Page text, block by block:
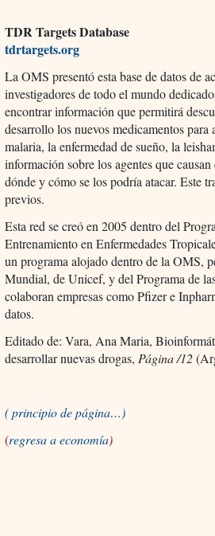
TDR Targets Database
tdrtargets.org
La OMS presentó esta base de datos de
investigadores de todo el mundo
encontrar información que permitirá
desarrollo los nuevos medicamentos
malaria, la enfermedad de sueño, la
información sobre los agentes que
dónde y cómo se los podría atacar. Este
previos.
Esta red se creó en 2005 dentro del
Entrenamiento en Enfermedades
un programa alojado dentro de la OMS,
Mundial, de Unicef, y del Programa de
colaboran empresas como Pfizer e
datos.
Editado de: Vara, Ana Maria,
desarrollar nuevas drogas, Página /12
( principio de página…)
(regresa a economía)